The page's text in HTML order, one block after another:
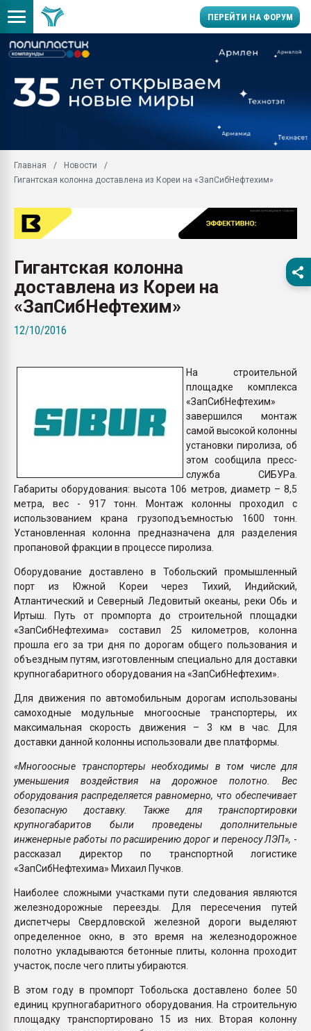
ПЕРЕЙТИ НА ФОРУМ
первый план в
пластмасс
ситуацией на
Продам отходы
поликарбоната и АБС-
26.07.2022 "Сибирский
намного дороже
Главная
Новости
Гигантская колонна доставлена из Кореи на «ЗапСибНефтехим»
Гигантская колонна
доставлена из Кореи на
«ЗапСибНефтехим»
12/10/2016
На строительной
площадке комплекса
«ЗапСибНефтехим»
завершился монтаж
самой высокой колонны
установки пиролиза, об
этом сообщила пресс-
служба СИБУРа.
Габариты оборудования: высота 106 метров, диаметр – 8,5
метра, вес - 917 тонн. Монтаж колонны проходил с
использованием крана грузоподъемностью 1600 тонн.
Установленная колонна предназначена для разделения
пропановой фракции в процессе пиролиза.
Оборудование доставлено в Тобольский промышленный
порт из Южной Кореи через Тихий, Индийский,
Атлантический и Северный Ледовитый океаны, реки Обь и
Иртыш. Путь от промпорта до строительной площадки
«ЗапСибНефтехима» составил 25 километров, колонна
прошла его за три дня по дорогам общего пользования и
объездным путям, изготовленным специально для доставки
крупногабаритного оборудования на «ЗапСибНефтехим».
Для движения по автомобильным дорогам использованы
самоходные модульные многоосные транспортеры, их
максимальная скорость движения – 3 км в час. Для
доставки данной колонны использовали две платформы.
«Многоосные транспортеры необходимы в том числе для
уменьшения воздействия на дорожное полотно. Вес
оборудования распределяется равномерно, что обеспечивает
безопасную доставку. Также для транспортировки
крупногабаритов были проведены дополнительные
инженерные работы по расширению дорог и переносу ЛЭП», -
рассказал директор по транспортной логистике
«ЗапСибНефтехима» Михаил Пучков.
Наиболее сложными участками пути следования являются
железнодорожные переезды. Для пересечения путей
диспетчеры Свердловской железной дороги выделяют
определенное окно, в это время на железнодорожное
полотно укладываются бетонные плиты, колонна проходит
участок, после чего плиты убираются.
В этом году в промпорт Тобольска доставлено более 50
единиц крупногабаритного оборудования. На строительную
площадку транспортировано 15 из них. Вторая колонну